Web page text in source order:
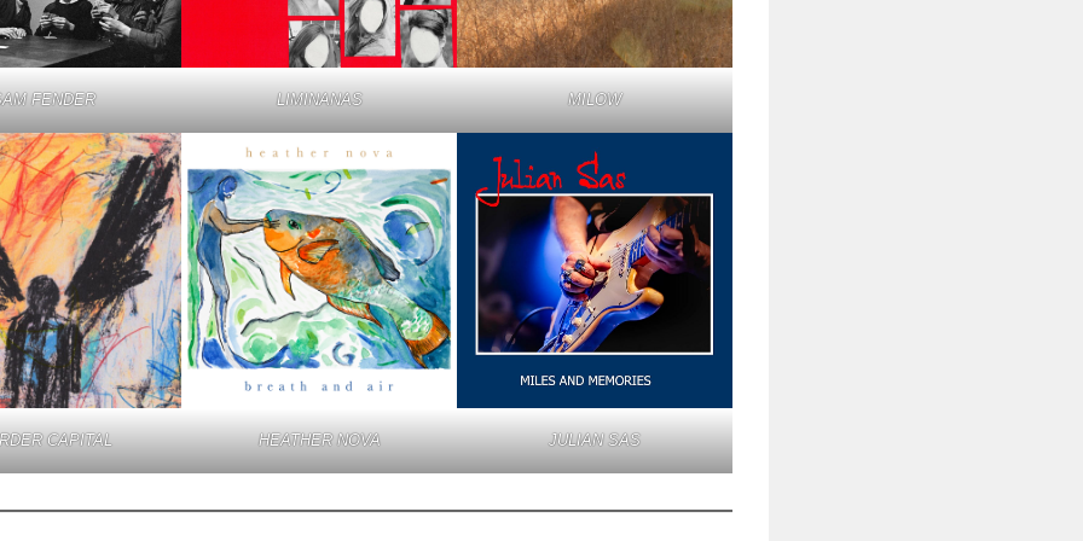
FENDER LIMINANAS MILOW
CAPITAL HEATHER NOVA JULIAN SAS